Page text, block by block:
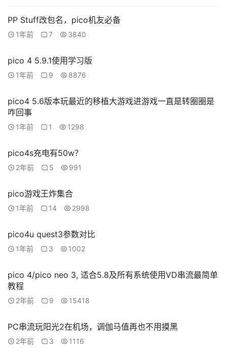
PP Stuff改包名，pico机友必备
1年前 7 3840
pico 4 5.9.1使用学习版
1年前 9 8876
pico4 5.6版本玩最近的移植大游戏进游戏一直是转圈圈是
咋回事
1年前 1 1298
pico4s充电有50w？
2年前 5 991
pico游戏王炸集合
1年前 14 2998
pico4u quest3参数对比
1年前 3 1002
pico 4/pico neo 3, 适合5.8及所有系统使用VD串流最简单
教程
2年前 9 15418
PC串流玩阳光2在机场，调伽马值再也不用摸黑
2年前 3 1116